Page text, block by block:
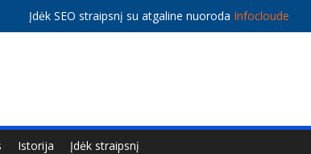
Įdėk SEO straipsnį su atgaline nuoroda Infocloude
Istorija
Įdėk straipsnį